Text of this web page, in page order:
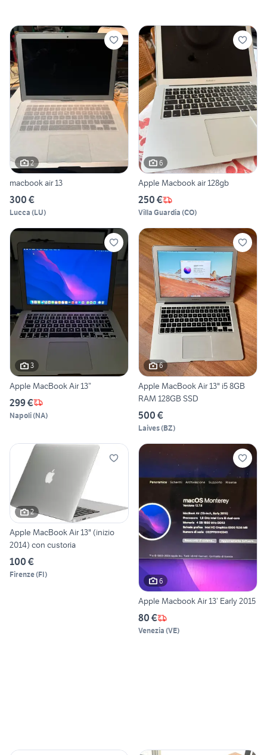
2
macbook air 13
300 €
Lucca (LU)
6
Apple Macbook air 128gb
250 €
Villa Guardia (CO)
3
Apple MacBook Air 13”
299 €
Napoli(NA)
6
Apple MacBook Air 13" i5 8GB
RAM 128GB SSD
500 €
Laives(BZ)
2
Apple MacBook Air 13" (inizio
2014) con custoria
100 €
Firenze(FI)
6
Apple Macbook Air 13’ Early 2015
80 €
Venezia (VE)